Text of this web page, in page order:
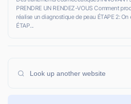
PRENDRE UN RENDEZ-VOUS Comment
réalise un diagnostique de peau ÉTAPE 2:
ÉTAP...